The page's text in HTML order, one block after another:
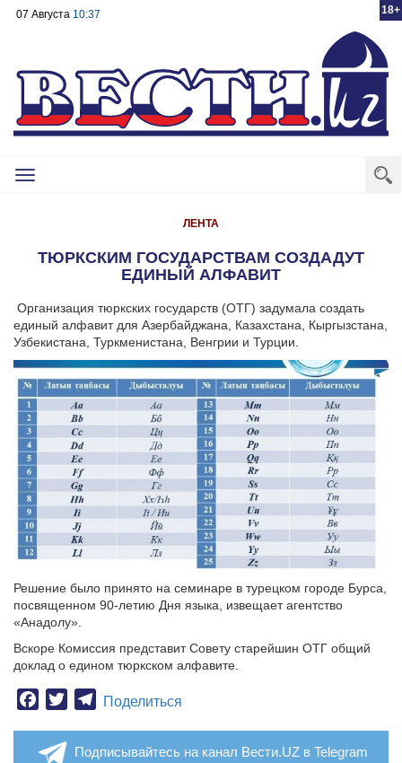
18+
07 Августа 10:37
Toggle
ЛЕНТА
ТЮРКСКИМ ГОСУДАРСТВАМ СОЗДАДУТ
ЕДИНЫЙ АЛФАВИТ
Организация тюркских государств (ОТГ) задумала создать
единый алфавит для Азербайджана, Казахстана, Кыргызстана,
Узбекистана, Туркменистана, Венгрии и Турции.
Решение было принято на семинаре в турецком городе Бурса,
посвященном 90-летию Дня языка, извещает агентство
«Анадолу».
Вскоре Комиссия представит Совету старейшин ОТГ общий
доклад о едином тюркском алфавите.
Facebook
TwitterTelegram
Поделиться
Подписывайтесь на канал Вести.UZ в Telegram